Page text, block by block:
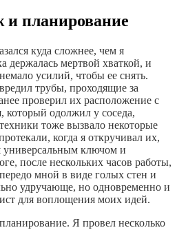
планирование
куда сложнее, чем я
держалась мертвой хваткой, и
усилий, чтобы ее снять.
трубы, проходящие за
проверил их расположение с
который одолжил у соседа,
тоже вызвало некоторые
когда я откручивал их,
универсальным ключом и
после нескольких часов работы,
мной в виде голых стен и
удручающе, но одновременно и
для воплощения моих идей.
Я провел несколько